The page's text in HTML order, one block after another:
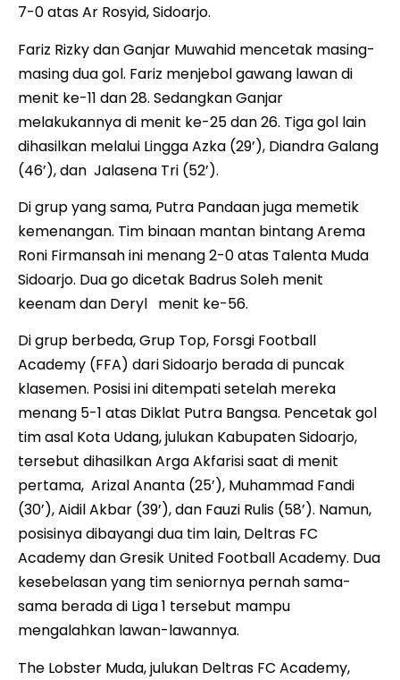
7-0 atas Ar Rosyid, Sidoarjo.
Fariz Rizky dan Ganjar Muwahid mencetak masing-
masing dua gol. Fariz menjebol gawang lawan di
menit ke-11 dan 28. Sedangkan Ganjar
melakukannya di menit ke-25 dan 26. Tiga gol lain
dihasilkan melalui Lingga Azka (29’), Diandra Galang
(46’), dan Jalasena Tri (52’).
Di grup yang sama, Putra Pandaan juga memetik
kemenangan. Tim binaan mantan bintang Arema
Roni Firmansah ini menang 2-0 atas Talenta Muda
Sidoarjo. Dua go dicetak Badrus Soleh menit
keenam dan Deryl menit ke-56.
Di grup berbeda, Grup Top, Forsgi Football
Academy (FFA) dari Sidoarjo berada di puncak
klasemen. Posisi ini ditempati setelah mereka
menang 5-1 atas Diklat Putra Bangsa. Pencetak gol
tim asal Kota Udang, julukan Kabupaten Sidoarjo,
tersebut dihasilkan Arga Akfarisi saat di menit
pertama, Arizal Ananta (25’), Muhammad Fandi
(30’), Aidil Akbar (39’), dan Fauzi Rulis (58’). Namun,
posisinya dibayangi dua tim lain, Deltras FC
Academy dan Gresik United Football Academy. Dua
kesebelasan yang tim seniornya pernah sama-
sama berada di Liga 1 tersebut mampu
mengalahkan lawan-lawannya.
The Lobster Muda, julukan Deltras FC Academy,